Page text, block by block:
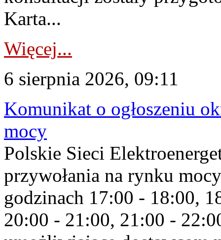
Karta...
Więcej...
6 sierpnia 2026, 09:11
Komunikat o ogłoszeniu
mocy
Polskie Sieci
przywołania na rynku
godzinach 17:00 - 18:00,
20:00 - 21:00, 21:00 -